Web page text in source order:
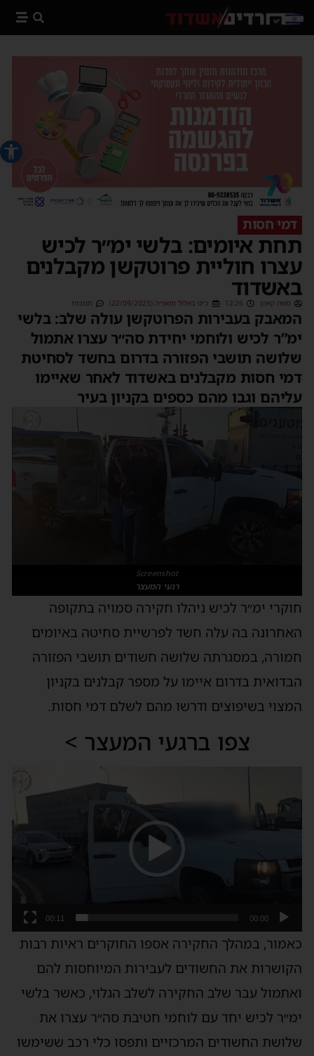
פתח
דמי חסות
תחת איומים: בלשי ימ״ר לכיש
עצרו חוליית פרוטקשן מקבלנים
באשדוד
משה קאהן 12:26 כ״ט באלול תשפ״ה (22/09/2025) תגובות
המאבק בעבירות הפרוטקשן עולה שלב: בלשי
ימ”ר לכיש ולוחמי יחידת סה״ר עצרו אתמול
שלושה תושבי הפזורה בדרום בחשד לסחיטת
דמי חסות מקבלנים באשדוד לאחר שאיימו
עליהם וגבו מהם כספים בקניון בעיר
Screenshot
רגעי המעצר
חוקרי ימ״ר לכיש ניהלו חקירה סמויה בתקופה
האחרונה בה עלה חשד לפרשיית סחיטה באיומים
חמורה, במסגרתה שלושה חשודים תושבי הפזורה
הבדואית בדרום איימו על מספר קבלנים בקניון
המצוי בשיפוצים ודרשו מהם לשלם דמי חסות.
צפו ברגעי המעצר >
וידאו
00:00
00:11
כאמור, במהלך החקירה אספו החוקרים ראיות רבות
הקושרות את החשודים לעבירות המיוחסות להם
ואתמול עבר שלב החקירה לשלב הגלוי, כאשר בלשי
ימ״ר לכיש יחד עם לוחמי חטיבת סה״ר עצרו את
שלושת החשודים המרכזיים ותפסו כלי רכב ששימשו